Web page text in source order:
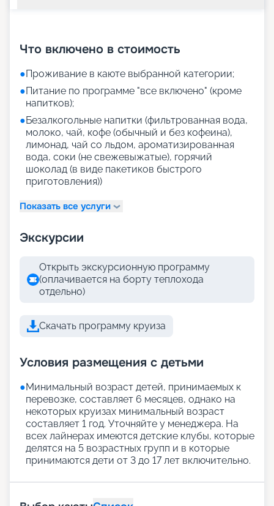
Что включено в стоимость
●Проживание в каюте выбранной категории;
●Питание по программе "все включено" (кроме
напитков);
●Безалкогольные напитки (фильтрованная вода,
молоко, чай, кофе (обычный и без кофеина),
лимонад, чай со льдом, ароматизированная
вода, соки (не свежевыжатые), горячий
шоколад (в виде пакетиков быстрого
приготовления))
Показать все услуги
Экскурсии
Открыть экскурсионную программу
(оплачивается на борту теплохода
отдельно)
Скачать программу круиза
Условия размещения с детьми
●Минимальный возраст детей, принимаемых к
перевозке, составляет 6 месяцев, однако на
некоторых круизах минимальный возраст
составляет 1 год. Уточняйте у менеджера. На
всех лайнерах имеются детские клубы, которые
делятся на 5 возрастных групп и в которые
принимаются дети от 3 до 17 лет включительно.